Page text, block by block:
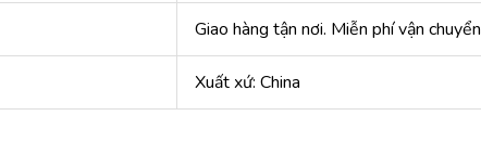
Giao hàng tận nơi. Miễn phí vận chuyển
Xuất xứ: China